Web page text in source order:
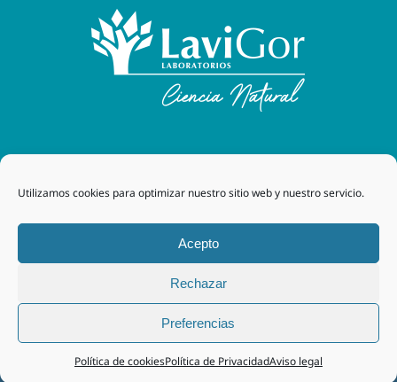
Utilizamos cookies para optimizar nuestro sitio web y nuestro servicio.
Acepto
Rechazar
Preferencias
Política de cookiesPolítica de PrivacidadAviso legal
Laboratorios Lavigor| 48170 Zamudio (Bizkaia) - España
| Tel. +34 94 454 42 00 |
tegor@grupotegor.com
Group
Política de cookies|
Facebook